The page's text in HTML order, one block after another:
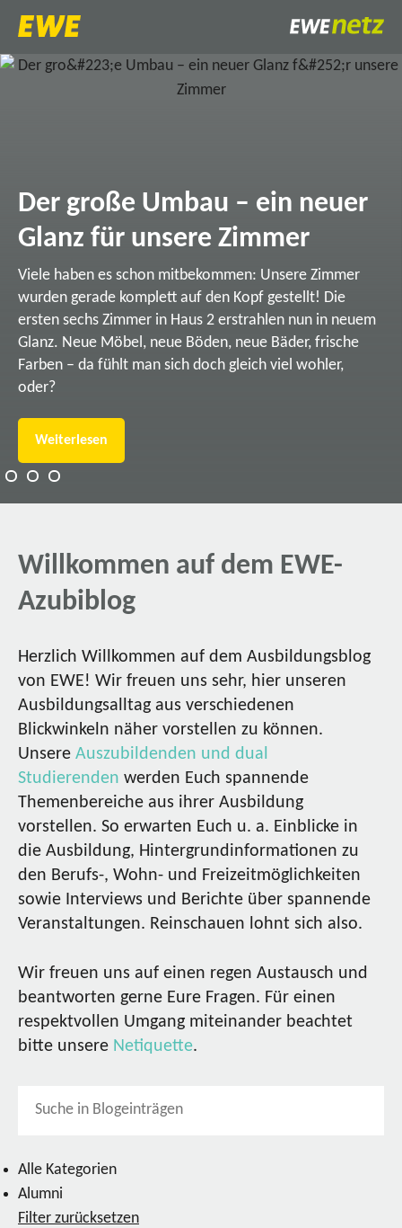
Der große Umbau – ein neuer
Glanz für unsere Zimmer
Viele haben es schon mitbekommen: Unsere Zimmer
wurden gerade komplett auf den Kopf gestellt! Die
ersten sechs Zimmer in Haus 2 erstrahlen nun in neuem
Glanz. Neue Möbel, neue Böden, neue Bäder, frische
Farben – da fühlt man sich doch gleich viel wohler,
oder?
Weiterlesen
Willkommen auf dem EWE-
Azubiblog
Herzlich Willkommen auf dem Ausbildungsblog
von EWE! Wir freuen uns sehr, hier unseren
Ausbildungsalltag aus verschiedenen
Blickwinkeln näher vorstellen zu können.
Unsere Auszubildenden und dual
Studierenden werden Euch spannende
Themenbereiche aus ihrer Ausbildung
vorstellen. So erwarten Euch u. a. Einblicke in
die Ausbildung, Hintergrundinformationen zu
den Berufs-, Wohn- und Freizeitmöglichkeiten
sowie Interviews und Berichte über spannende
Veranstaltungen. Reinschauen lohnt sich also.
Wir freuen uns auf einen regen Austausch und
beantworten gerne Eure Fragen. Für einen
respektvollen Umgang miteinander beachtet
bitte unsere Netiquette.
Alle Kategorien
Alumni
Filter zurücksetzen